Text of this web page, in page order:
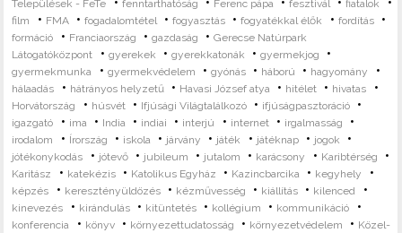
Települések - FeTe
fenntarthatóság Ferenc pápa fesztivál fiatalok
film • FMA • fogadalomtétel •fogyasztás •fogyatékkal élők • fordítás •
formáció • Franciaország • gazdaság •Gerecse Natúrpark
Látogatóközpont
• gyerekek • gyerekkatonák •gyermekjog •
gyermekmunka • gyermekvédelem • gyónás • háború • hagyomány •
hálaadás • hátrányos helyzetű • Havasi József atya • hitélet • hivatas •
Horvátország • húsvét • Ifjúsági Világtalálkozó • ifjúságpasztoráció •
igazgató • ima • India • indiai • interjú • internet • irgalmasság •
irodalom • Írország • iskola • járvány • játék • játéknap • jogok •
jótékonykodás • jótevő • jubileum • jutalom • karácsony • Karibtérség •
Karitász • katekézis • Katolikus Egyház • Kazincbarcika • kegyhely •
képzés • keresztényüldözés • kézművesség • kiállítás • kilenced •
kinevezés • kirándulás • kitüntetés • kollégium • kommunikáció •
konferencia • könyv • környezettudatosság • környezetvédelem • Közel-